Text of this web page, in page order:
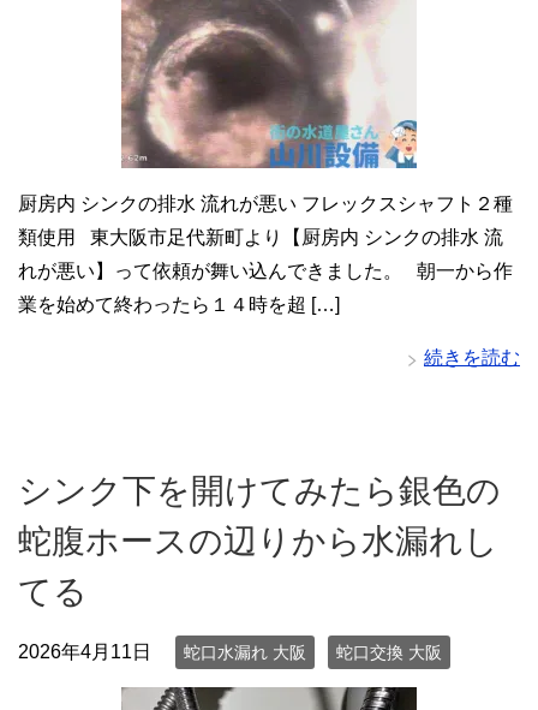
厨房内 シンクの排水 流れが悪い フレックスシャフト２種
類使用 東大阪市足代新町より【厨房内 シンクの排水 流
れが悪い】って依頼が舞い込んできました。 朝一から作
業を始めて終わったら１４時を超 […]
続きを読む
シンク下を開けてみたら銀色の
蛇腹ホースの辺りから水漏れし
てる
2026年4月11日 蛇口水漏れ 大阪 蛇口交換 大阪